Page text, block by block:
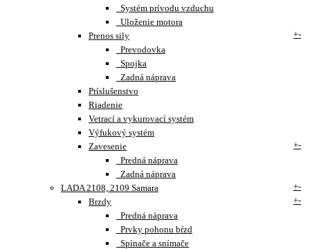
Systém prívodu vzduchu
Uloženie motora
Prenos sily
+-
Prevodovka
Spojka
Zadná náprava
Príslušenstvo
Riadenie
Vetrací a vykurovací systém
Výfukový systém
Zavesenie
+-
Predná náprava
Zadná náprava
LADA 2108, 2109 Samara
+-
Brzdy
+-
Predná náprava
Prvky pohonu bŕzd
Spínače a snímače